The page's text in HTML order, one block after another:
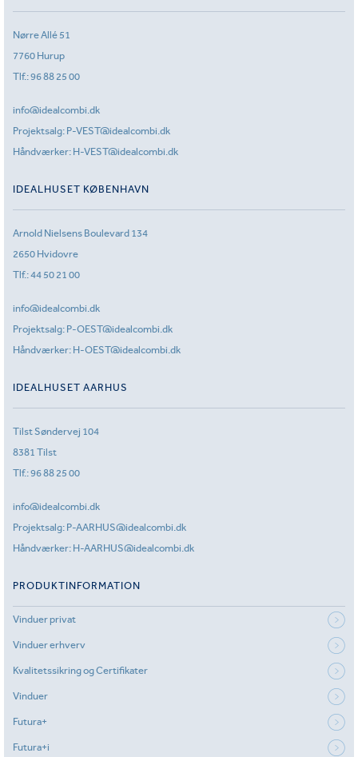
Nørre Allé 51
7760 Hurup
Tlf.:96 88 25 00
info@idealcombi.dk
Projektsalg: P-VEST@idealcombi.dk
Håndværker: H-VEST@idealcombi.dk
IDEALHUSET KØBENHAVN
Arnold Nielsens Boulevard 134
2650 Hvidovre
Tlf.:44 50 21 00
info@idealcombi.dk
Projektsalg: P-OEST@idealcombi.dk
Håndværker: H-OEST@idealcombi.dk
IDEALHUSET AARHUS
Tilst Søndervej 104
8381 Tilst
Tlf.:96 88 25 00
info@idealcombi.dk
Projektsalg: P-AARHUS@idealcombi.dk
Håndværker: H-AARHUS@idealcombi.dk
PRODUKTINFORMATION
Vinduer privat
Vinduer erhverv
Kvalitetssikring og Certifikater
Vinduer
Futura+
Futura+i